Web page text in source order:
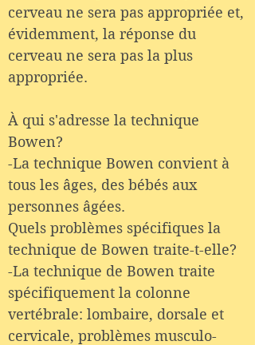
cerveau ne sera pas appropriée et,
évidemment, la réponse du
cerveau ne sera pas la plus
appropriée.
À qui s'adresse la technique
Bowen?
-La technique Bowen convient à
tous les âges, des bébés aux
personnes âgées.
Quels problèmes spécifiques la
technique de Bowen traite-t-elle?
-La technique de Bowen traite
spécifiquement la colonne
vertébrale: lombaire, dorsale et
cervicale, problèmes musculo-